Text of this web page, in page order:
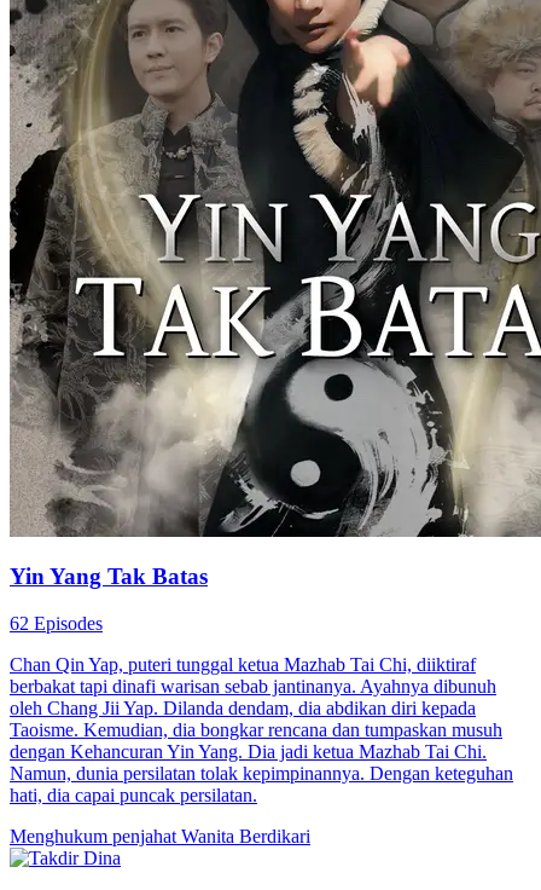
Yin Yang Tak Batas
62 Episodes
Chan Qin Yap, puteri tunggal ketua Mazhab Tai Chi, diiktiraf
berbakat tapi dinafi warisan sebab jantinanya. Ayahnya dibunuh
oleh Chang Jii Yap. Dilanda dendam, dia abdikan diri kepada
Taoisme. Kemudian, dia bongkar rencana dan tumpaskan musuh
dengan Kehancuran Yin Yang. Dia jadi ketua Mazhab Tai Chi.
Namun, dunia persilatan tolak kepimpinannya. Dengan keteguhan
hati, dia capai puncak persilatan.
Menghukum penjahat Wanita Berdikari